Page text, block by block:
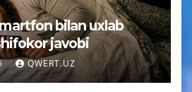
bilan uxlab
javobi
QWERT.UZ